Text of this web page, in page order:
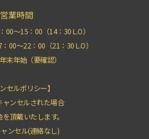
営業時間
〜15：00（14：30 L.O）
00〜22：00（21：30 L.O）
年始（要確認）
ンセルポリシー】
ャンセルされた場合
頂戴いたします。
ャンセル(連絡なし)